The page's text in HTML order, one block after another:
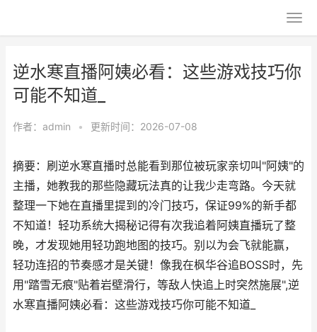
逆水寒直播阿姨必看：这些游戏技巧你
可能不知道_
作者： admin • 更新时间：2026-07-08
摘要：刷逆水寒直播时总能看到那位被玩家亲切叫"阿姨"的
主播，她教我的那些隐藏玩法真的让我少走弯路。今天就
整理一下她在直播里提到的冷门技巧，保证99%的新手都
不知道！轻功系统大揭秘记得有次我追着阿姨直播玩了整
晚，才发现她用轻功跑地图的技巧。别以为会飞就能赢，
轻功连招的节奏感才是关键！像我在枫华谷追BOSS时，先
用"踏雪无痕"贴着岩壁滑行，等敌人快追上时突然施展",逆
水寒直播阿姨必看：这些游戏技巧你可能不知道_